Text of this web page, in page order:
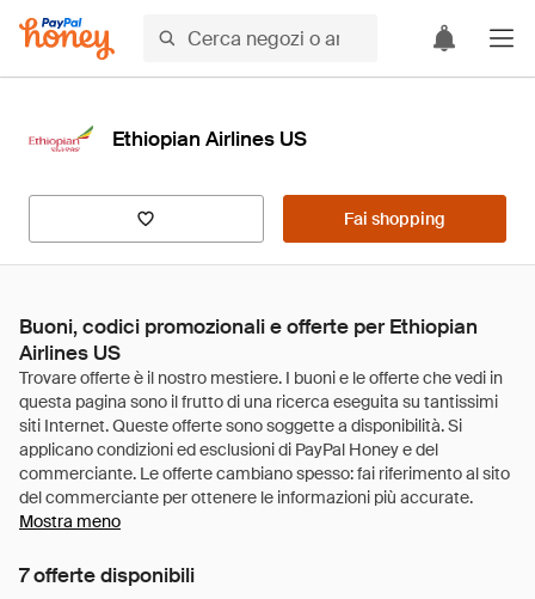
Ethiopian Airlines US
Fai shopping
Buoni, codici promozionali e offerte per Ethiopian
Airlines US
Mostra meno
7 offerte disponibili